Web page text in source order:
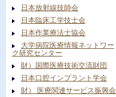
日本放射線技師会
日本臨床工学技士会
日本作業療法士協会
大学病院医療情報ネットワー
ク研究センター
財）国際医療技術交流財団
日本口腔インプラント学会
財） 医療関連サービス振興会